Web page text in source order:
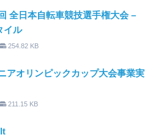
全日本自転車競技選手権大会 –
イル
254.82 KB
アオリンピックカップ大会事業実
211.15 KB